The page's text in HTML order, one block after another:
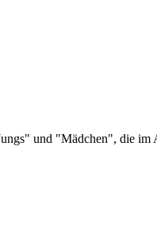
und "Mädchen", die